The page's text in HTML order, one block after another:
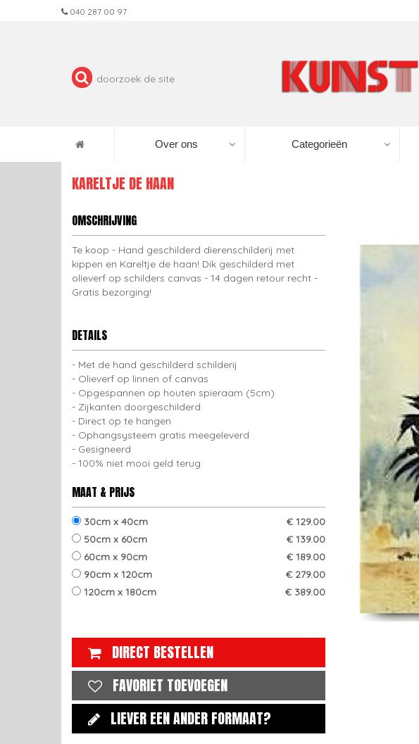
040 287 00 97
Over ons Categorieën
KARELTJE DE HAAN
OMSCHRIJVING
Te koop - Hand geschilderd dierenschilderij met
kippen en Kareltje de haan! Dik geschilderd met
olieverf op schilders canvas - 14 dagen retour recht -
Gratis bezorging!
DETAILS
Met de hand geschilderd schilderij
Olieverf op linnen of canvas
Opgespannen op houten spieraam (5cm)
Zijkanten doorgeschilderd
Direct op te hangen
Ophangsysteem gratis meegeleverd
Gesigneerd
100% niet mooi geld terug
MAAT & PRIJS
30cm x 40cm
€ 129.00
50cm x 60cm
€ 139.00
60cm x 90cm
€ 189.00
90cm x 120cm
€ 279.00
120cm x 180cm
€ 389.00
DIRECT BESTELLEN
FAVORIET TOEVOEGEN
LIEVER EEN ANDER FORMAAT?